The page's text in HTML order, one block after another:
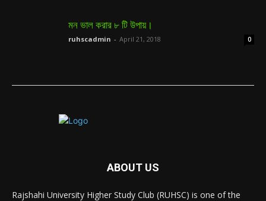
মন ভাল করার ৮ টি উপায়।
ruhscadmin - April 21, 2018 0
ABOUT US
Rajshahi University Higher Study Club (RUHSC) is one of the